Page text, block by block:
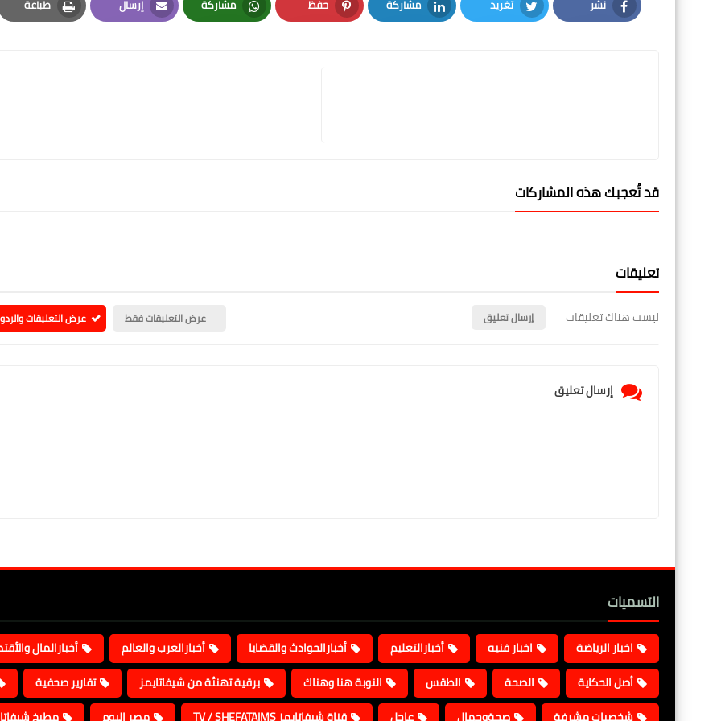
نشر
Facebook
تغريد
Twitter
مشاركة
LinkedIn
حفظ
Pinterest
مشاركة
Whatsapp
إرسال
Email
طباعة
Print
قد تُعجبك هذه المشاركات
تعليقات
ليست هناك تعليقات إرسال تعليق عرض التعليقات فقط عرض التعليقات
إرسال تعليق
التسميات
اخبار الرياضة اخبار فنيه أخبارالتعليم أخبارالحوادث والقضايا أخبارالعرب والعالم
أخبارالمال
أصل الحكاية
الصحة الطقس النوبة هنا وهناك برقية تهنئة من شيفاتايمز
تقارير صحفية